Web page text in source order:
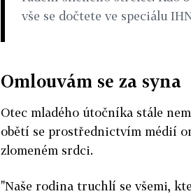
vše se dočtete ve speciálu
Omlouvám se za syna
Otec mladého útočníka stále
obětí se prostřednictvím médií
zlomeném srdci.
"Naše rodina truchlí se všemi,